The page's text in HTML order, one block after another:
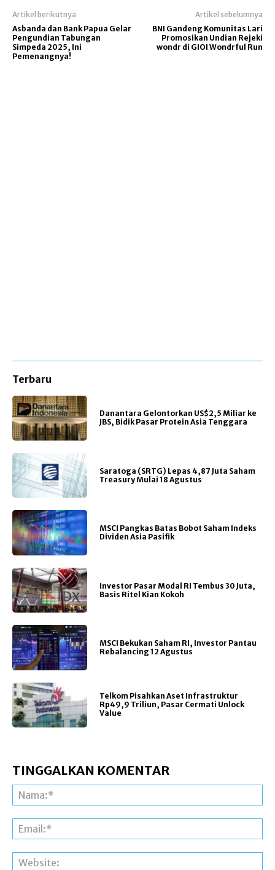
Artikel berikutnya
Asbanda dan Bank Papua Gelar
Pengundian Tabungan
Simpeda 2025, Ini
Pemenangnya!
Artikel sebelumnya
BNI Gandeng Komunitas Lari
Promosikan Undian Rejeki
wondr di GIOI Wondrful Run
Terbaru
Danantara Gelontorkan US$2,5 Miliar ke
JBS, Bidik Pasar Protein Asia Tenggara
Saratoga (SRTG) Lepas 4,87 Juta Saham
Treasury Mulai 18 Agustus
MSCI Pangkas Batas Bobot Saham Indeks
Dividen Asia Pasifik
Investor Pasar Modal RI Tembus 30 Juta,
Basis Ritel Kian Kokoh
MSCI Bekukan Saham RI, Investor Pantau
Rebalancing 12 Agustus
Telkom Pisahkan Aset Infrastruktur
Rp49,9 Triliun, Pasar Cermati Unlock
Value
TINGGALKAN KOMENTAR